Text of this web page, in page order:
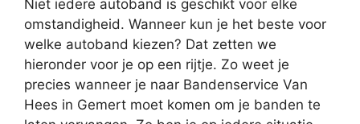
Niet iedere autoband is geschikt voor elke
omstandigheid. Wanneer kun je het beste voor
welke autoband kiezen? Dat zetten we
hieronder voor je op een rijtje. Zo weet je
precies wanneer je naar Bandenservice Van
Hees in Gemert moet komen om je banden te